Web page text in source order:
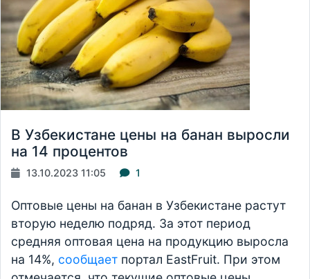
В Узбекистане цены на банан выросли
на 14 процентов
13.10.2023 11:05 1
Оптовые цены на банан в Узбекистане растут
вторую неделю подряд. За этот период
средняя оптовая цена на продукцию выросла
на 14%, сообщает портал EastFruit. При этом